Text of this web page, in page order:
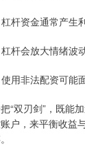
杆资金通常产生
杆会放大情绪波
用非法配资可能
“双刃剑”，既能
户，来平衡收益